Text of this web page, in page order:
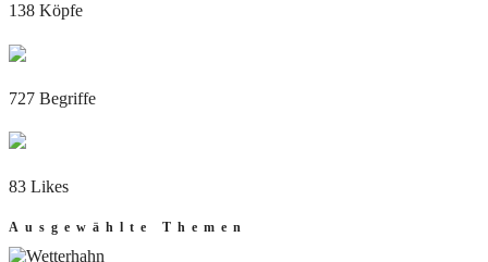
138 Köpfe
727 Begriffe
83 Likes
Ausgewählte Themen
Jahr